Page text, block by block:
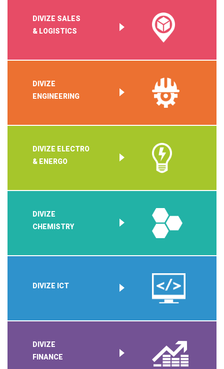
DIVIZE SALES
& LOGISTICS
DIVIZE
ENGINEERING
DIVIZE ELECTRO
& ENERGO
DIVIZE
CHEMISTRY
DIVIZE ICT
DIVIZE
FINANCE